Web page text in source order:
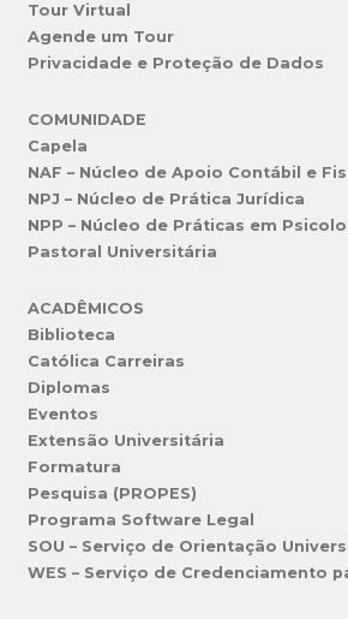
Tour Virtual
Agende um Tour
Privacidade e Proteção de Dados
COMUNIDADE
Capela
NAF – Núcleo de Apoio Contábil e
NPJ – Núcleo de Prática Jurídica
NPP – Núcleo de Práticas em
Pastoral Universitária
ACADÊMICOS
Biblioteca
Católica Carreiras
Diplomas
Eventos
Extensão Universitária
Formatura
Pesquisa (PROPES)
Programa Software Legal
SOU – Serviço de Orientação
WES – Serviço de Credenciamento